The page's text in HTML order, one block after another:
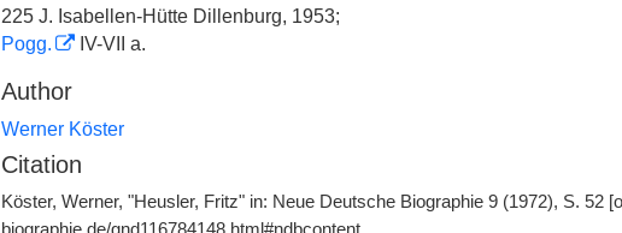
225 J. Isabellen-Hütte Dillenburg, 1953;
Pogg.
IV-VII a.
Author
Werner Köster
Citation
Köster, Werner, "Heusler, Fritz" in: Neue Deutsche Biographie 9 (1972), S. 52